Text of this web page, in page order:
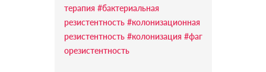
терапия #бактериальная
резистентность #колонизационная
резистентность #колонизация #фаг
орезистентность